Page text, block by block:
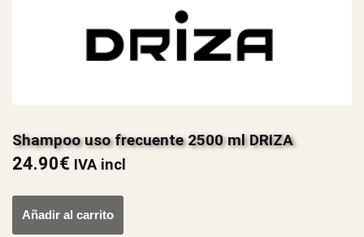
Shampoo uso frecuente 2500 ml DRIZA
24.90€ IVA incl
Añadir al carrito